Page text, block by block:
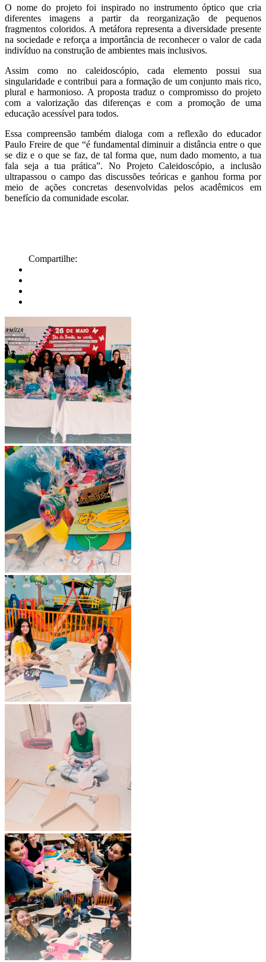
O nome do projeto foi inspirado no instrumento óptico que cria
diferentes imagens a partir da reorganização de pequenos
fragmentos coloridos. A metáfora representa a diversidade presente
na sociedade e reforça a importância de reconhecer o valor de cada
indivíduo na construção de ambientes mais inclusivos.
Assim como no caleidoscópio, cada elemento possui sua
singularidade e contribui para a formação de um conjunto mais rico,
plural e harmonioso. A proposta traduz o compromisso do projeto
com a valorização das diferenças e com a promoção de uma
educação acessível para todos.
Essa compreensão também dialoga com a reflexão do educador
Paulo Freire de que “é fundamental diminuir a distância entre o que
se diz e o que se faz, de tal forma que, num dado momento, a tua
fala seja a tua prática”. No Projeto Caleidoscópio, a inclusão
ultrapassou o campo das discussões teóricas e ganhou forma por
meio de ações concretas desenvolvidas pelos acadêmicos em
benefício da comunidade escolar.
Compartilhe: